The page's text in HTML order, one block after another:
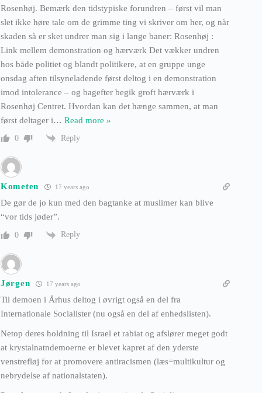
Rosenhøj. Bemærk den tidstypiske forundren – først vil man
slet ikke høre tale om de grimme ting vi skriver om her, og når
skaden så er sket undrer man sig i lange baner: Rosenhøj :
Link mellem demonstration og hærværk Det vækker undren
hos både politiet og blandt politikere, at en gruppe unge
onsdag aften tilsyneladende først deltog i en demonstration
imod intolerance – og bagefter begik groft hærværk i
Rosenhøj Centret. Hvordan kan det hænge sammen, at man
først deltager i… Read more »
0 Reply
Kometen 17 years ago
De gør de jo kun med den bagtanke at muslimer kan blive
“vor tids jøder”.
0 Reply
Jørgen 17 years ago
Til demoen i Århus deltog i øvrigt også en del fra
Internationale Socialister (nu også en del af enhedslisten).
Netop deres holdning til Israel et rabiat og afslører meget godt
at krystalnatndemoerne er blevet kapret af den yderste
venstrefløj for at promovere antiracismen (læs=multikultur og
nebrydelse af nationalstaten).